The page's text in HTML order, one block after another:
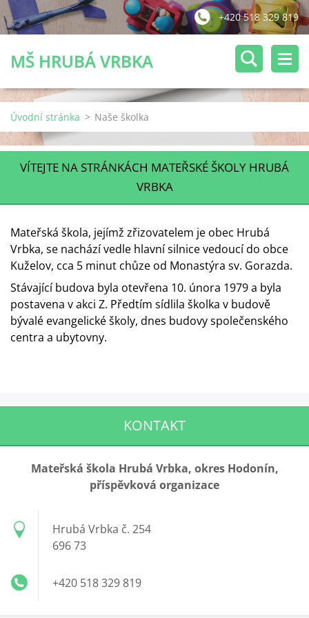
+420 518 329 819
MŠ HRUBÁ VRBKA
Úvodní stránka > Naše školka
VÍTEJTE NA STRÁNKÁCH MATEŘSKÉ ŠKOLY HRUBÁ
VRBKA
Mateřská škola, jejímž zřizovatelem je obec Hrubá
Vrbka, se nachází vedle hlavní silnice vedoucí do obce
Kuželov, cca 5 minut chůze od Monastýra sv. Gorazda.
Stávající budova byla otevřena 10. února 1979 a byla
postavena v akci Z. Předtím sídlila školka v budově
bývalé evangelické školy, dnes budovy společenského
centra a ubytovny.
KONTAKT
Mateřská škola Hrubá Vrbka, okres Hodonín,
příspěvková organizace
Hrubá Vrbka č. 254
696 73
+420 518 329 819